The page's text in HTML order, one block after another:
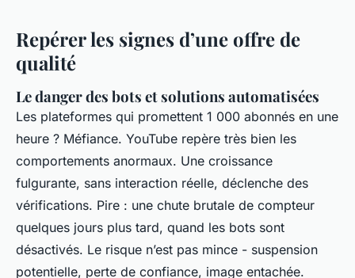
Repérer les signes d’une offre de
qualité
Le danger des bots et solutions automatisées
Les plateformes qui promettent 1 000 abonnés en une
heure ? Méfiance. YouTube repère très bien les
comportements anormaux. Une croissance
fulgurante, sans interaction réelle, déclenche des
vérifications. Pire : une chute brutale de compteur
quelques jours plus tard, quand les bots sont
désactivés. Le risque n’est pas mince - suspension
potentielle, perte de confiance, image entachée.